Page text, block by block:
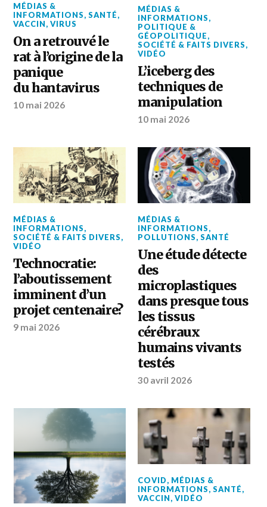
MÉDIAS &
INFORMATIONS,SANTÉ,
VACCIN,VIRUS
On a retrouvé le
rat à l’origine de la
panique
du hantavirus
10 mai 2026
MÉDIAS &
INFORMATIONS,
POLITIQUE &
GÉOPOLITIQUE,
SOCIÉTÉ & FAITS DIVERS,
VIDÉO
L’iceberg des
techniques de
manipulation
10 mai 2026
MÉDIAS &
INFORMATIONS,
SOCIÉTÉ & FAITS DIVERS,
VIDÉO
Technocratie:
l’aboutissement
imminent d’un
projet centenaire?
9 mai 2026
MÉDIAS &
INFORMATIONS,
POLLUTIONS,SANTÉ
Une étude détecte
des
microplastiques
dans presque tous
les tissus
cérébraux
humains vivants
testés
30 avril 2026
COVID, MÉDIAS &
INFORMATIONS,SANTÉ,
VACCIN,VIDÉO